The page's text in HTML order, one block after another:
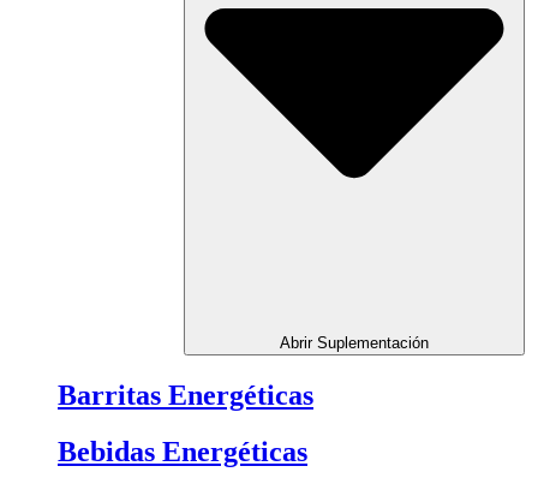
Abrir Suplementación
Barritas Energéticas
Bebidas Energéticas